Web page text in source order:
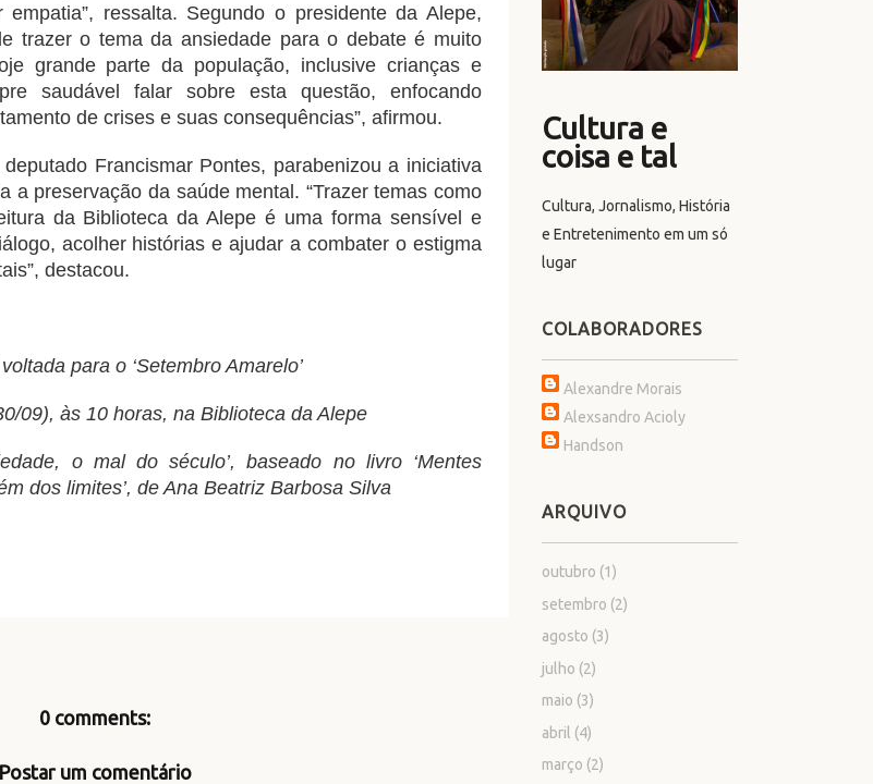
ressalta. Segundo o presidente da Alepe,
trazer o tema da ansiedade para o debate é muito
grande parte da população, inclusive crianças e
saudável falar sobre esta questão, enfocando
de crises e suas consequências”, afirmou.
Francismar Pontes, parabenizou a iniciativa
a preservação da saúde mental. “Trazer temas como
da Biblioteca da Alepe é uma forma sensível e
acolher histórias e ajudar a combater o estigma
destacou.
para o ‘Setembro Amarelo’
09), às 10 horas, na Biblioteca da Alepe
o mal do século’, baseado no livro ‘Mentes
dos limites’, de Ana Beatriz Barbosa Silva
0 comments:
Postar um comentário
Cultura e
coisa e tal
Cultura, Jornalismo, História
e Entretenimento em um só
lugar
COLABORADORES
Alexandre Morais
Alexsandro Acioly
Handson
ARQUIVO
outubro (1)
setembro (2)
agosto (3)
julho (2)
maio (3)
abril (4)
março (2)